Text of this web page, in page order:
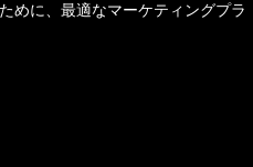
めに、最適なマーケティングプラ